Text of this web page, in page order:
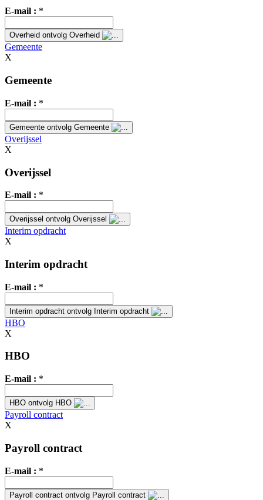
E-mail : *
Overheid ontvolg Overheid
Gemeente
X
Gemeente
E-mail : *
Gemeente ontvolg Gemeente
Overijssel
X
Overijssel
E-mail : *
Overijssel ontvolg Overijssel
Interim opdracht
X
Interim opdracht
E-mail : *
Interim opdracht ontvolg Interim opdracht
HBO
X
HBO
E-mail : *
HBO ontvolg HBO
Payroll contract
X
Payroll contract
E-mail : *
Payroll contract ontvolg Payroll contract